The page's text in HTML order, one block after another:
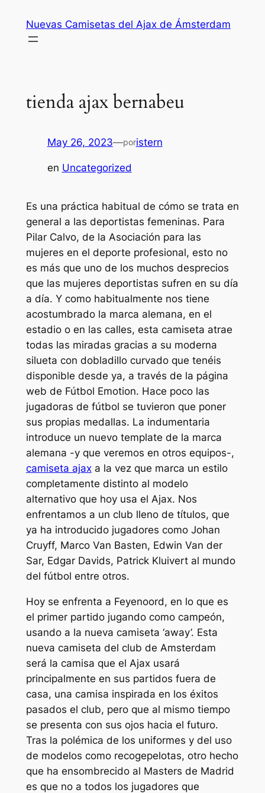
contenido
Nuevas Camisetas del Ajax de Ámsterdam
tienda ajax bernabeu
May 26, 2023—poristern
en Uncategorized
Es una práctica habitual de cómo se trata en
general a las deportistas femeninas. Para
Pilar Calvo, de la Asociación para las
mujeres en el deporte profesional, esto no
es más que uno de los muchos desprecios
que las mujeres deportistas sufren en su día
a día. Y como habitualmente nos tiene
acostumbrado la marca alemana, en el
estadio o en las calles, esta camiseta atrae
todas las miradas gracias a su moderna
silueta con dobladillo curvado que tenéis
disponible desde ya, a través de la página
web de Fútbol Emotion. Hace poco las
jugadoras de fútbol se tuvieron que poner
sus propias medallas. La indumentaria
introduce un nuevo template de la marca
alemana -y que veremos en otros equipos-,
camiseta ajaxa la vez que marca un estilo
completamente distinto al modelo
alternativo que hoy usa el Ajax. Nos
enfrentamos a un club lleno de títulos, que
ya ha introducido jugadores como Johan
Cruyff, Marco Van Basten, Edwin Van der
Sar, Edgar Davids, Patrick Kluivert al mundo
del fútbol entre otros.
Hoy se enfrenta a Feyenoord, en lo que es
el primer partido jugando como campeón,
usando a la nueva camiseta ‘away’. Esta
nueva camiseta del club de Amsterdam
será la camisa que el Ajax usará
principalmente en sus partidos fuera de
casa, una camisa inspirada en los éxitos
pasados el club, pero que al mismo tiempo
se presenta con sus ojos hacia el futuro.
Tras la polémica de los uniformes y del uso
de modelos como recogepelotas, otro hecho
que ha ensombrecido al Masters de Madrid
es que no a todos los jugadores que